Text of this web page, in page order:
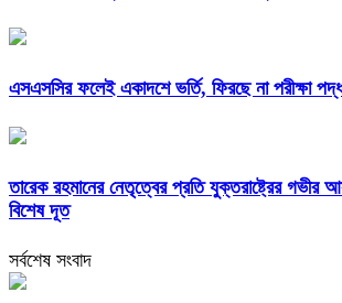
এসএসসির ফলেই একাদশে ভর্তি, ফিরছে না পরীক্ষা
তারেক রহমানের নেতৃত্বের প্রতি যুক্তরাষ্ট্রের গভীর
বিশেষ দূত
সর্বশেষ সংবাদ